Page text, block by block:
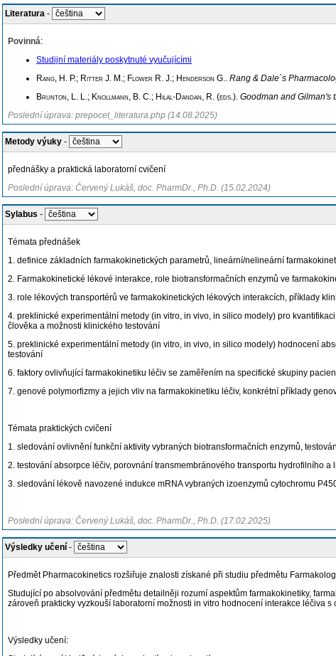
Literatura -
Povinná:
Studijní materiály poskytnuté vyučujícími
Rang, H. P.; Ritter J. M.; Flower R. J.; Henderson G.. Rang & Dale`s
Brunton, L. L.; Knollmann, B. C.; Hilal-Dandan, R. (eds.). Goodman and Gilman's
Poslední úprava: prepocet_literatura.php (14.08.2025)
Metody výuky -
přednášky a praktická laboratorní cvičení
Poslední úprava: Červený Lukáš, doc. PharmDr., Ph.D. (15.02.2024)
Sylabus -
Témata přednášek
1. definice základních farmakokinetických parametrů, lineární/nelineární
2. Farmakokinetické lékové interakce, role biotransformačních enzymů ve
3. role lékových transportérů ve farmakokinetických lékových interakcích, příklady
4. preklinické experimentální metody (in vitro, in vivo, in silico modely) pro
člověka a možnosti klinického testování
5. preklinické experimentální metody (in vitro, in vivo, in silico modely) hodnocení
testování
6. faktory ovlivňující farmakokinetiku léčiv se zaměřením na specifické skupiny
7. genové polymorfizmy a jejich vliv na farmakokinetiku léčiv, konkrétní příklady
Témata praktických cvičení
1. sledování ovlivnění funkční aktivity vybraných biotransformačních enzymů,
2. testování absorpce léčiv, porovnání transmembránového transportu hydrofilního
3. sledování lékově navozené indukce mRNA vybraných izoenzymů cytochromu
Poslední úprava: Červený Lukáš, doc. PharmDr., Ph.D. (17.02.2025)
Výsledky učení -
Předmět Pharmacokinetics rozšiřuje znalosti získané při studiu předmětu
Studující po absolvování předmětu detailněji rozumí aspektům farmakokinetiky,
zároveň prakticky vyzkouší laboratorní možnosti in vitro hodnocení interakce léčiva
Výsledky učení: